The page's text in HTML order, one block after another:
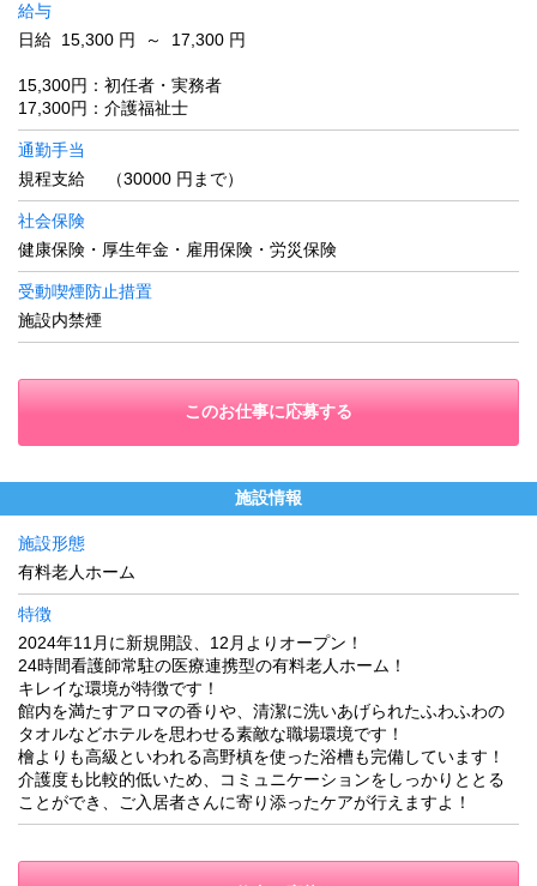
給与
日給 15,300 円 ～ 17,300 円
15,300円：初任者・実務者
17,300円：介護福祉士
通勤手当
規程支給 （30000 円まで）
社会保険
健康保険・厚生年金・雇用保険・労災保険
受動喫煙防止措置
施設内禁煙
このお仕事に応募する
施設情報
施設形態
有料老人ホーム
特徴
2024年11月に新規開設、12月よりオープン！
24時間看護師常駐の医療連携型の有料老人ホーム！
キレイな環境が特徴です！
館内を満たすアロマの香りや、清潔に洗いあげられたふわふわの
タオルなどホテルを思わせる素敵な職場環境です！
檜よりも高級といわれる高野槙を使った浴槽も完備しています！
介護度も比較的低いため、コミュニケーションをしっかりととる
ことができ、ご入居者さんに寄り添ったケアが行えますよ！